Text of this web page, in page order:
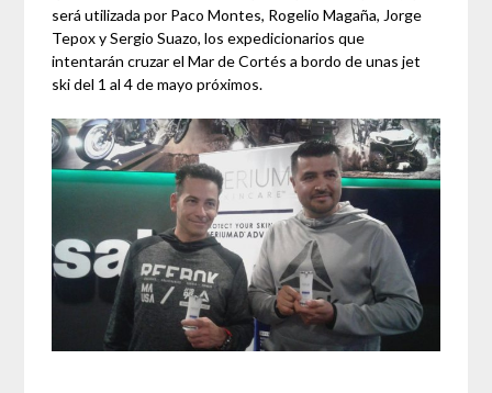
será utilizada por Paco Montes, Rogelio Magaña, Jorge
Tepox y Sergio Suazo, los expedicionarios que
intentarán cruzar el Mar de Cortés a bordo de unas jet
ski del 1 al 4 de mayo próximos.